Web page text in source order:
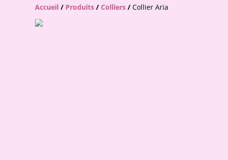
Accueil / Produits / Colliers / Collier Aria